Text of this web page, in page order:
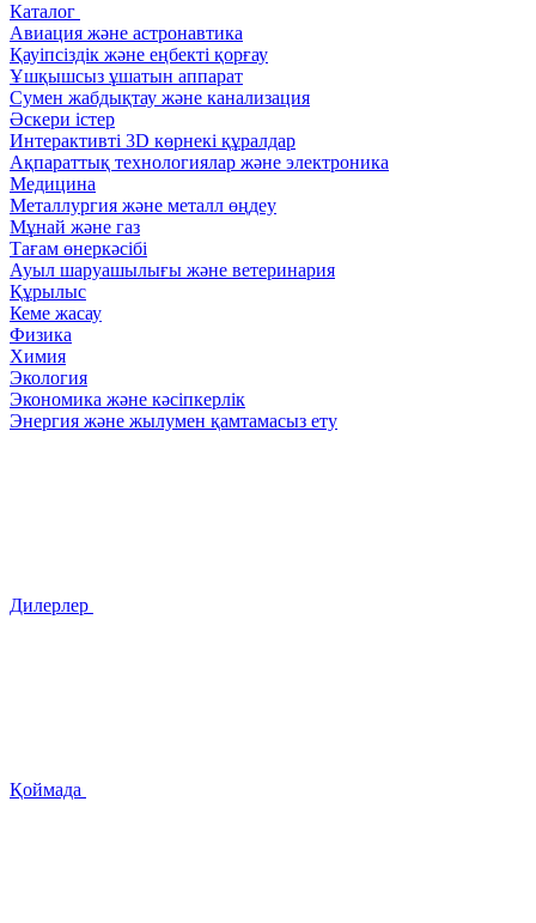
Каталог
Авиация және астронавтика
Қауіпсіздік және еңбекті қорғау
Ұшқышсыз ұшатын аппарат
Сумен жабдықтау және канализация
Әскери істер
Интерактивті 3D көрнекі құралдар
Ақпараттық технологиялар және электроника
Медицина
Металлургия және металл өңдеу
Мұнай және газ
Тағам өнеркәсібі
Ауыл шаруашылығы және ветеринария
Құрылыс
Кеме жасау
Физика
Химия
Экология
Экономика және кәсіпкерлік
Энергия және жылумен қамтамасыз ету
Дилерлер
Қоймада